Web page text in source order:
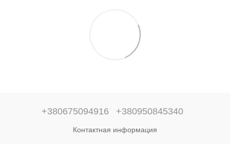
+380675094916 +380950845340
Контактная информация